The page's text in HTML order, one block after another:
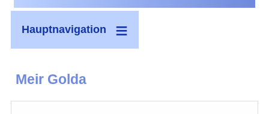
Hauptnavigation
Meir Golda